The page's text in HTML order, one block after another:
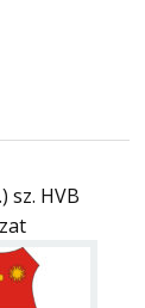
sz. HVB